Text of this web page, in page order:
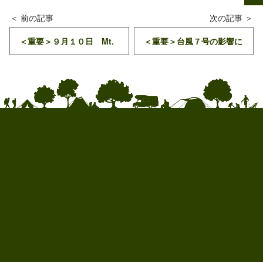
＜重要＞９月１０日 Mt.
伴う交通規制について
＜重要＞台風７号の影響に
５日午後６時更新）